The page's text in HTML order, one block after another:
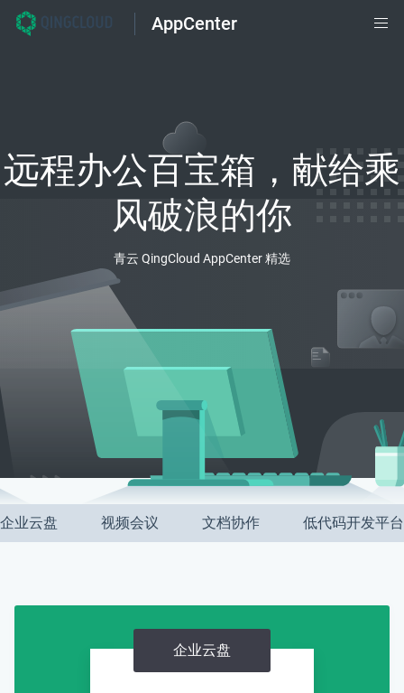
AppCenter
远程办公百宝箱，献给乘
风破浪的你
青云 QingCloud AppCenter 精选
企业云盘 视频会议 文档协作 低代码开发平台
企业云盘